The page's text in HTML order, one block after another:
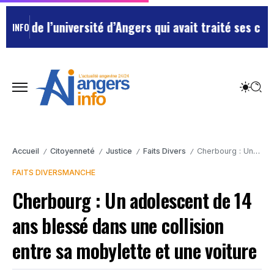
INFO
de l’université d’Angers qui avait traité ses chefs
Accueil / Citoyenneté / Justice / Faits Divers / Cherbourg : Un adolescent de 14 ans blessé dans une collision entre sa mobylette et une voiture
FAITS DIVERSMANCHE
Cherbourg : Un adolescent de 14
ans blessé dans une collision
entre sa mobylette et une voiture